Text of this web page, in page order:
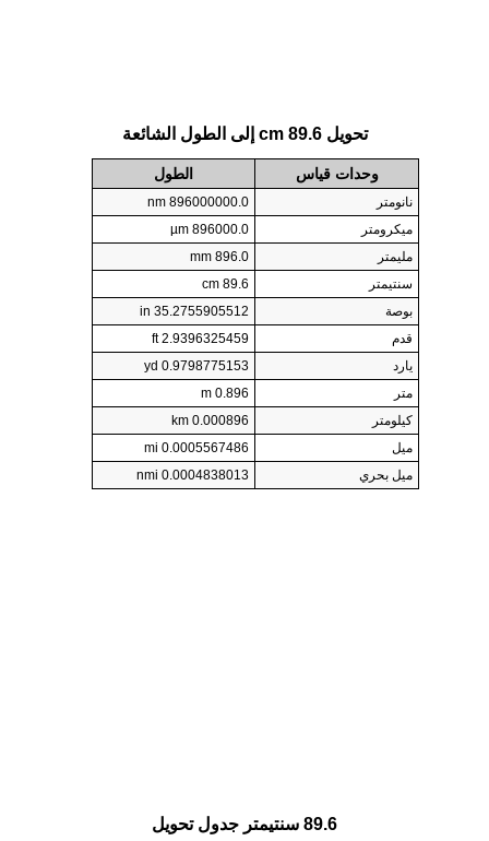
تحويل 89.6 cm إلى الطول الشائعة
وحدات قياس الطول
نانومتر
896000000.0 nm
ميكرومتر
896000.0 µm
مليمتر
896.0 mm
سنتيمتر
89.6 cm
بوصة
35.2755905512 in
قدم
2.9396325459 ft
يارد
0.9798775153 yd
متر
0.896 m
كيلومتر
0.000896 km
ميل
0.0005567486 mi
ميل بحري
0.0004838013 nmi
89.6 سنتيمتر جدول تحويل